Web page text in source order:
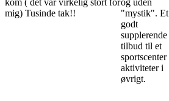
mig) Tusinde tak!!
"mystik". Et
godt
supplerende
tilbud til et
sportscenter
aktiviteter i
øvrigt.